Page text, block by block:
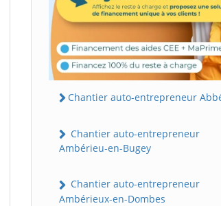
Chantier auto-entrepreneur
Chantier auto-entrepreneur
Ambérieu-en-Bugey
Chantier auto-entrepreneur
Ambérieux-en-Dombes